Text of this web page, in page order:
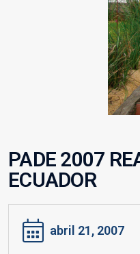
PADE 2007
ECUADOR
abril 21, 2007